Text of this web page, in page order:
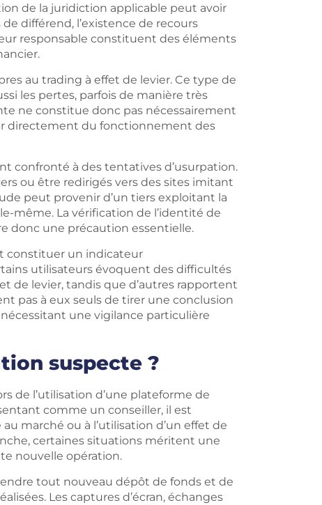
de la juridiction applicable peut avoir
différend, l’existence de recours
responsable constituent des éléments
au trading à effet de levier. Ce type de
les pertes, parfois de manière très
ne constitue donc pas nécessairement
directement du fonctionnement des
confronté à des tentatives d’usurpation.
ou être redirigés vers des sites imitant
peut provenir d’un tiers exploitant la
même. La vérification de l’identité de
donc une précaution essentielle.
constituer un indicateur
utilisateurs évoquent des difficultés
de levier, tandis que d’autres rapportent
pas à eux seuls de tirer une conclusion
une vigilance particulière
suspecte ?
de l’utilisation d’une plateforme de
comme un conseiller, il est
marché ou à l’utilisation d’un effet de
certaines situations méritent une
nouvelle opération.
tout nouveau dépôt de fonds et de
Les captures d’écran, échanges